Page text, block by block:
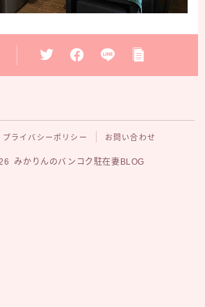
プライバシーポリシー お問い合わせ
みかりんのバンコク駐在妻BLOG